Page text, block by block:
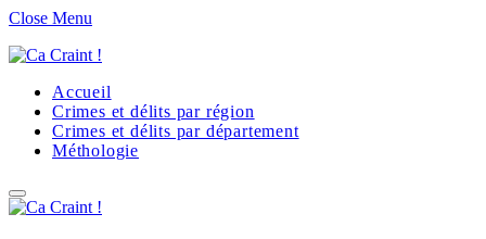
Close Menu
Accueil
Crimes et délits par région
Crimes et délits par département
Méthologie